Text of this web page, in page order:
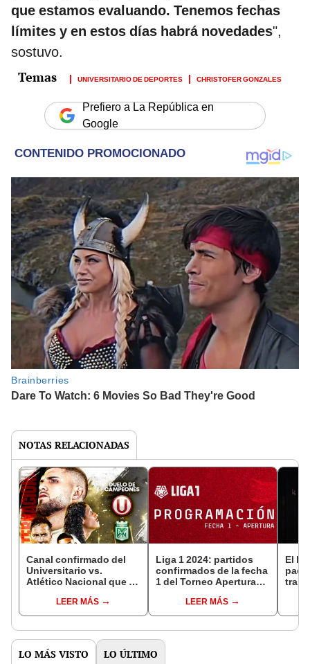
que estamos evaluando. Tenemos fechas
límites y en estos días habrá novedades",
sostuvo.
UNIVERSITARIO DE DEPORTES CHRISTOFER GONZALES
Prefiero a La República en
Google
NOTAS RELACIONADAS
Canal confirmado del
Universitario vs.
Atlético Nacional que se
LEER MÁS
Liga 1 2024: partidos
confirmados de la fecha
1 del Torneo Apertura
LEER MÁS
El
tras
LO MÁS VISTO LO ÚLTIMO